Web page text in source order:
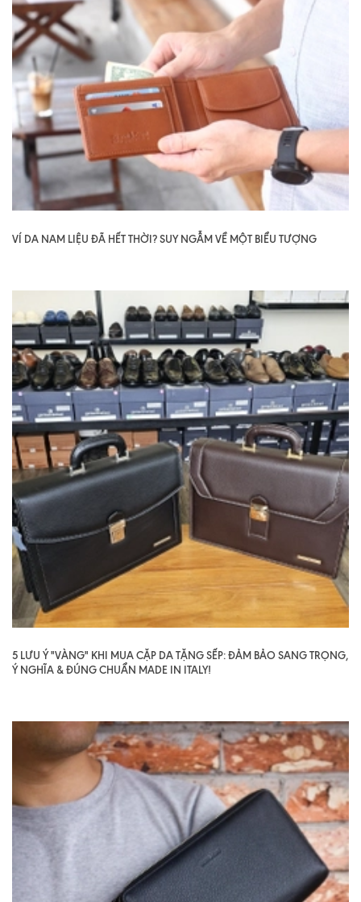
VÍ DA NAM LIỆU ĐÃ HẾT THỜI? SUY NGẪM VỀ MỘT BIỂU TƯỢNG
5 LƯU Ý "VÀNG" KHI MUA CẶP DA TẶNG SẾP: ĐẢM BẢO SANG TRỌNG,
Ý NGHĨA & ĐÚNG CHUẨN MADE IN ITALY!